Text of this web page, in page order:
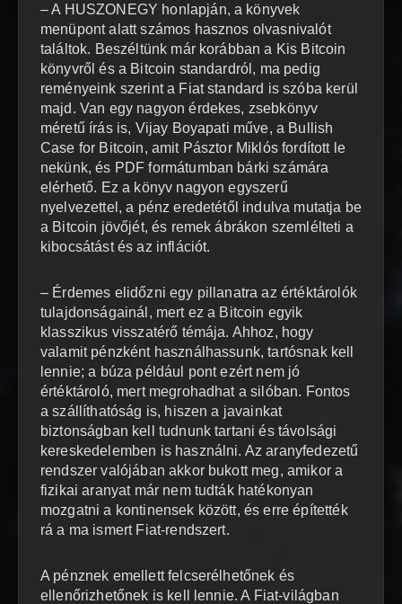
– A HUSZONEGY honlapján, a könyvek
menüpont alatt számos hasznos olvasnivalót
találtok. Beszéltünk már korábban a Kis Bitcoin
könyvről és a Bitcoin standardról, ma pedig
reményeink szerint a Fiat standard is szóba kerül
majd. Van egy nagyon érdekes, zsebkönyv
méretű írás is, Vijay Boyapati műve, a Bullish
Case for Bitcoin, amit Pásztor Miklós fordított le
nekünk, és PDF formátumban bárki számára
elérhető. Ez a könyv nagyon egyszerű
nyelvezettel, a pénz eredetétől indulva mutatja be
a Bitcoin jövőjét, és remek ábrákon szemlélteti a
kibocsátást és az inflációt.
– Érdemes elidőzni egy pillanatra az értéktárolók
tulajdonságainál, mert ez a Bitcoin egyik
klasszikus visszatérő témája. Ahhoz, hogy
valamit pénzként használhassunk, tartósnak kell
lennie; a búza például pont ezért nem jó
értéktároló, mert megrohadhat a silóban. Fontos
a szállíthatóság is, hiszen a javainkat
biztonságban kell tudnunk tartani és távolsági
kereskedelemben is használni. Az aranyfedezetű
rendszer valójában akkor bukott meg, amikor a
fizikai aranyat már nem tudták hatékonyan
mozgatni a kontinensek között, és erre építették
rá a ma ismert Fiat-rendszert.
A pénznek emellett felcserélhetőnek és
ellenőrizhetőnek is kell lennie. A Fiat-világban